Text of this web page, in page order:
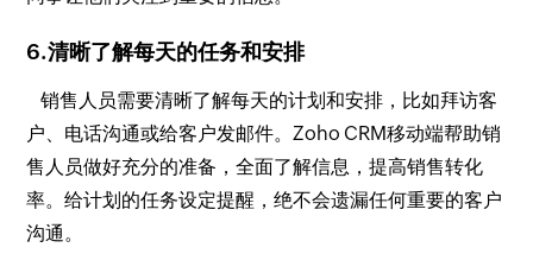
6.清晰了解每天的任务和安排
销售人员需要清晰了解每天的计划和安排，比如拜访客
户、电话沟通或给客户发邮件。Zoho CRM移动端帮助销
售人员做好充分的准备，全面了解信息，提高销售转化
率。给计划的任务设定提醒，绝不会遗漏任何重要的客户
沟通。